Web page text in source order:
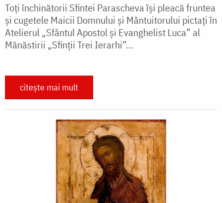
Toți închinătorii Sfintei Parascheva își pleacă fruntea
și cugetele Maicii Domnului și Mântuitorului pictați în
Atelierul „Sfântul Apostol și Evanghelist Luca” al
Mănăstirii „Sfinții Trei Ierarhi”...
citește mai mult